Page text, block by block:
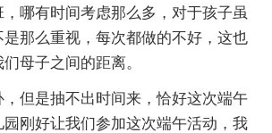
哪有时间考虑那么多，对于孩子虽
那么重视，每次都做的不好，这也
母子之间的距离。
但是抽不出时间来，恰好这次端午
刚好让我们参加这次端午活动，我